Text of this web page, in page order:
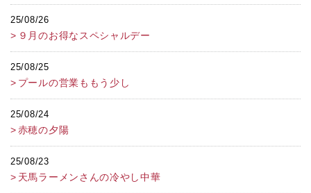
25/08/26
９月のお得なスペシャルデー
25/08/25
プールの営業ももう少し
25/08/24
赤穂の夕陽
25/08/23
天馬ラーメンさんの冷やし中華